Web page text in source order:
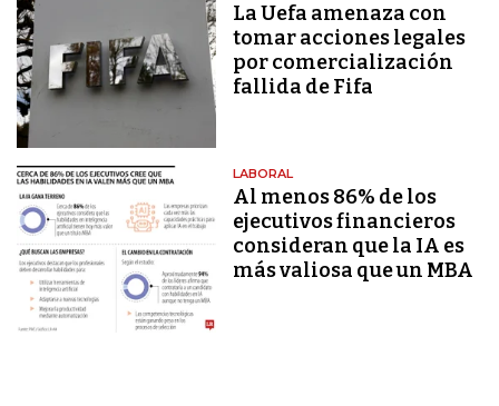
La Uefa amenaza con
tomar acciones legales
por comercialización
fallida de Fifa
LABORAL
Al menos 86% de los
ejecutivos financieros
consideran que la IA es
más valiosa que un MBA